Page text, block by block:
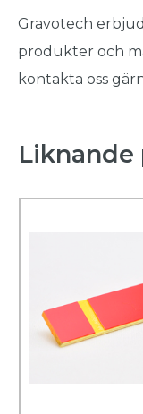
Gravotech
produkter och
kontakta oss